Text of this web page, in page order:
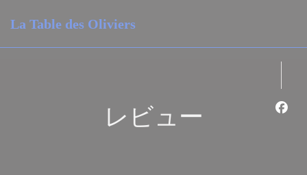
La Table des Oliviers
レビュー